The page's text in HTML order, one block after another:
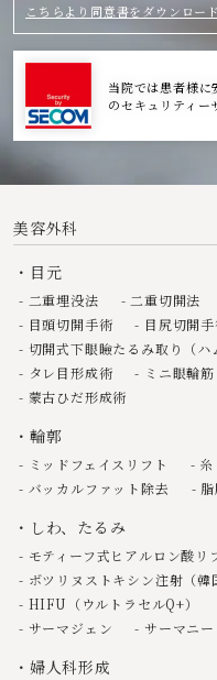
こちらより同意書をダウンロード
当院では患者様
のセキュリティー
美容外科
目元
二重埋没法 二重切開法
目頭切開手術
目尻切開
切開式下眼瞼たるみ取り（ハ
タレ目形成術
ミニ眼輪
蒙古ひだ形成術
輪郭
ミッドフェイスリフト
糸
バッカルファット除去
しわ、たるみ
モティーフ式ヒアルロン酸リ
ボツリヌストキシン注射（韓
HIFU（ウルトラセルQ+）
サーマジェン
サーマニ
婦人科形成